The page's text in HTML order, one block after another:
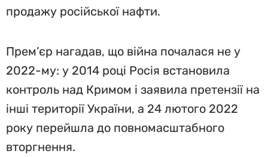
продажу російської нафти.
Прем’єр нагадав, що війна почалася не у
2022-му: у 2014 році Росія встановила
контроль над Кримом і заявила претензії на
інші території України, а 24 лютого 2022
року перейшла до повномасштабного
вторгнення.